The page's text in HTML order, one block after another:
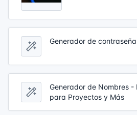
Generador de
Generador de Nombres -
para Proyectos y Más